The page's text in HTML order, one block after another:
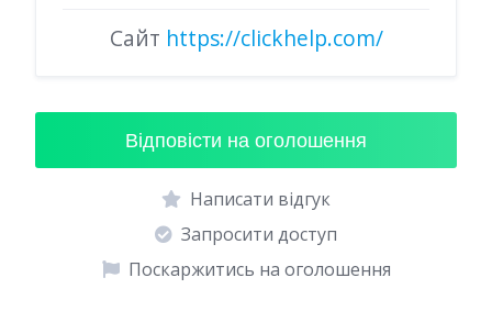
Сайт https://clickhelp.com/
Відповісти на оголошення
Написати відгук
Запросити доступ
Поскаржитись на оголошення